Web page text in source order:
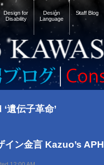
Design for
Disability
Design
Language
Staff Blog
遺伝子革命’
イン金言 Kazuo’s